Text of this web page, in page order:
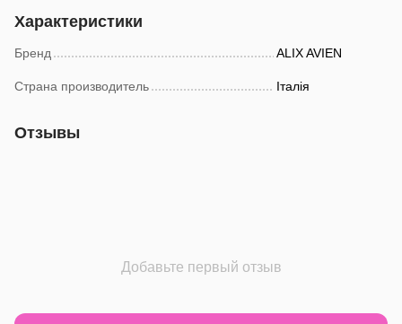
Характеристики
Бренд ALIX AVIEN
Страна производитель Італія
Отзывы
Добавьте первый отзыв